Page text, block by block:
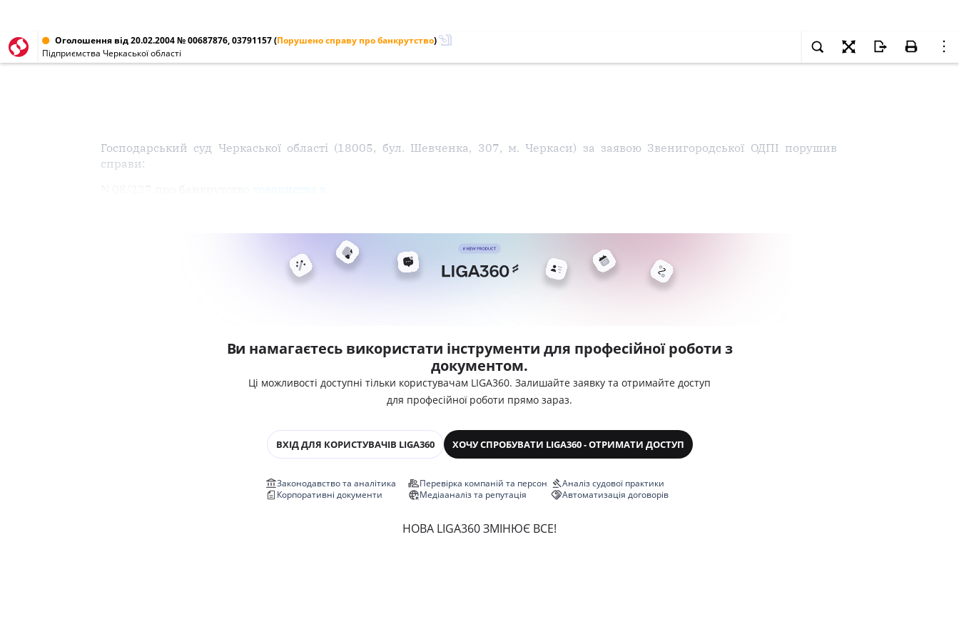
Оголошення від 20.02.2004 № 00687876, 03791157(Порушено справу про банкрутство)
Підприємства Черкаської області
Господарський суд Черкаської області (18005, бул. Шевченка, 307, м. Черкаси) за заявою Звенигородської ОДПІ порушив
справи:
Ви намагаєтесь використати інструменти для професійної роботи з
документом.
Ці можливості доступні тільки користувачам LIGA360. Залишайте заявку та отримайте доступ
для професійної роботи прямо зараз.
ВХІД ДЛЯ КОРИСТУВАЧІВ LIGA360 ХОЧУ СПРОБУВАТИ LIGA360 - ОТРИМАТИ ДОСТУП
Законодавство та аналітика
Корпоративні документи
Перевірка компаній та персон
Медіааналіз та репутація
Аналіз судової практики
Автоматизація договорів
НОВА LIGA360 ЗМІНЮЄ ВСЕ!